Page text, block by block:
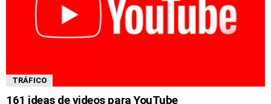
TRÁFICO
161 ideas de videos para YouTube